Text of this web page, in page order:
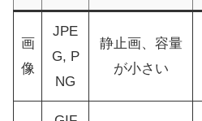
画
像
JPE
G, P
NG
静止画、容量
が小さい